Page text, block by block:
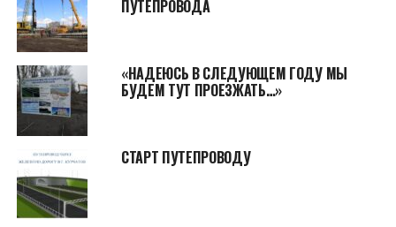
ПУТЕПРОВОДА
«НАДЕЮСЬ В СЛЕДУЮЩЕМ ГОДУ МЫ
БУДЕМ ТУТ ПРОЕЗЖАТЬ…»
СТАРТ ПУТЕПРОВОДУ